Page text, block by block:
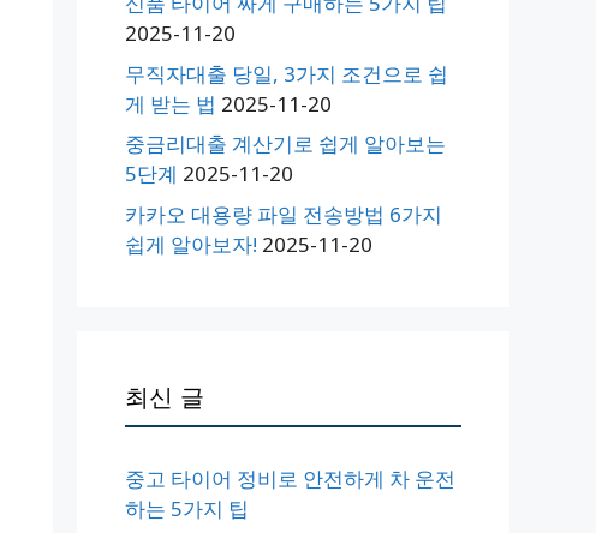
2025-11-20
무직자대출 당일, 3가지 조건으로 쉽
게 받는 법 2025-11-20
중금리대출 계산기로 쉽게 알아보는
5단계 2025-11-20
카카오 대용량 파일 전송방법 6가지
쉽게 알아보자! 2025-11-20
최신 글
중고 타이어 정비로 안전하게 차 운전
하는 5가지 팁